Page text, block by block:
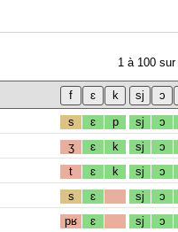
1 à 100 sur
s ɛ p sj ɔ
ʒ ɛ k sj ɔ
t ɛ k sj ɔ
s ɛ sj ɔ
pʁ ɛ sj ɔ